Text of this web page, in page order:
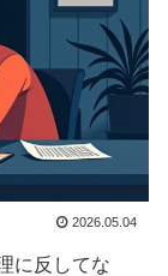
2026.05.04
に反してな